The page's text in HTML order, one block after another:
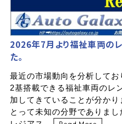
2026年7月より福祉車両の
た。
最近の市場動向を分析して
2基搭載できる福祉車両のレ
加してきていることが分か
とって未知の分野でありま